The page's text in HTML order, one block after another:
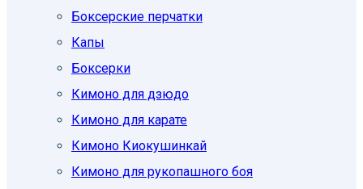
Боксерские перчатки
Капы
Боксерки
Кимоно для дзюдо
Кимоно для карате
Кимоно Киокушинкай
Кимоно для рукопашного боя